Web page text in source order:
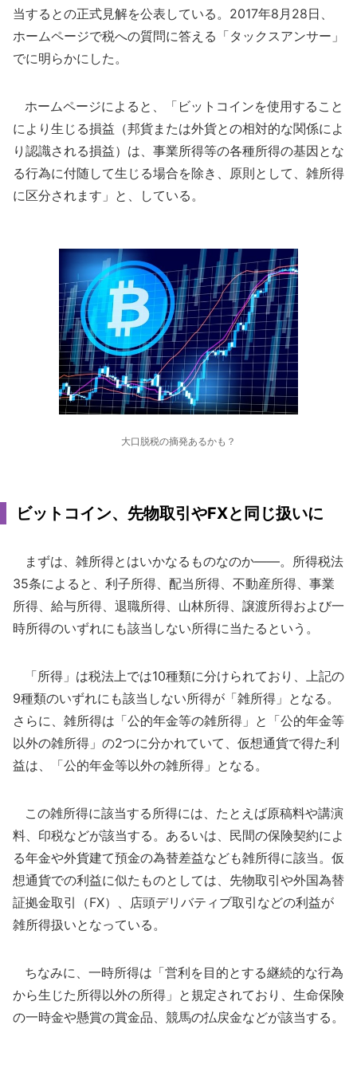
当するとの正式見解を公表している。2017年8月28日、
ホームページで税への質問に答える「タックスアンサー」
でに明らかにした。
ホームページによると、「ビットコインを使用すること
により生じる損益（邦貨または外貨との相対的な関係によ
り認識される損益）は、事業所得等の各種所得の基因とな
る行為に付随して生じる場合を除き、原則として、雑所得
に区分されます」と、している。
大口脱税の摘発あるかも？
ビットコイン、先物取引やFXと同じ扱いに
まずは、雑所得とはいかなるものなのか――。所得税法
35条によると、利子所得、配当所得、不動産所得、事業
所得、給与所得、退職所得、山林所得、譲渡所得および一
時所得のいずれにも該当しない所得に当たるという。
「所得」は税法上では10種類に分けられており、上記の
9種類のいずれにも該当しない所得が「雑所得」となる。
さらに、雑所得は「公的年金等の雑所得」と「公的年金等
以外の雑所得」の2つに分かれていて、仮想通貨で得た利
益は、「公的年金等以外の雑所得」となる。
この雑所得に該当する所得には、たとえば原稿料や講演
料、印税などが該当する。あるいは、民間の保険契約によ
る年金や外貨建て預金の為替差益なども雑所得に該当。仮
想通貨での利益に似たものとしては、先物取引や外国為替
証拠金取引（FX）、店頭デリバティブ取引などの利益が
雑所得扱いとなっている。
ちなみに、一時所得は「営利を目的とする継続的な行為
から生じた所得以外の所得」と規定されており、生命保険
の一時金や懸賞の賞金品、競馬の払戻金などが該当する。